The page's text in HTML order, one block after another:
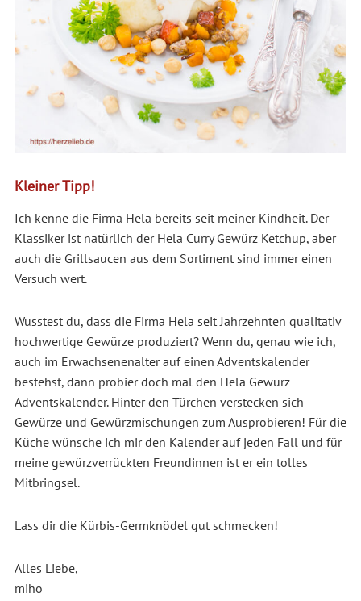
Kleiner Tipp!
Ich kenne die Firma Hela bereits seit meiner Kindheit. Der
Klassiker ist natürlich der Hela Curry Gewürz Ketchup, aber
auch die Grillsaucen aus dem Sortiment sind immer einen
Versuch wert.
Wusstest du, dass die Firma Hela seit Jahrzehnten qualitativ
hochwertige Gewürze produziert? Wenn du, genau wie ich,
auch im Erwachsenenalter auf einen Adventskalender
bestehst, dann probier doch mal den Hela Gewürz
Adventskalender. Hinter den Türchen verstecken sich
Gewürze und Gewürzmischungen zum Ausprobieren! Für die
Küche wünsche ich mir den Kalender auf jeden Fall und für
meine gewürzverrückten Freundinnen ist er ein tolles
Mitbringsel.
Lass dir die Kürbis-Germknödel gut schmecken!
Alles Liebe,
miho